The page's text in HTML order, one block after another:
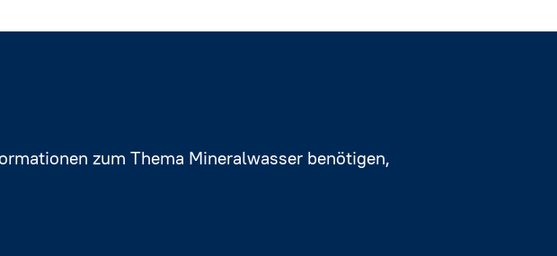
zum Thema Mineralwasser benötigen,